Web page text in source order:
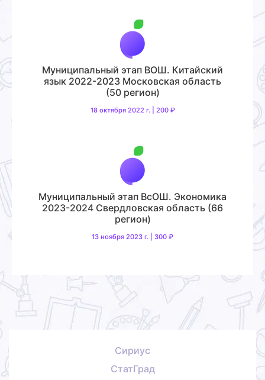
Муниципальный этап ВОШ. Китайский
язык 2022-2023 Московская область
(50 регион)
18 октября 2022 г. | 200 ₽
Муниципальный этап ВсОШ. Экономика
2023-2024 Свердловская область (66
регион)
13 ноября 2023 г. | 300 ₽
Сириус
СтатГрад